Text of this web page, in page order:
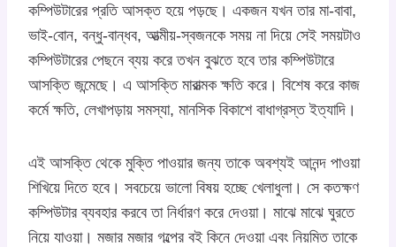
কম্পিউটারের প্রতি আসক্ত হয়ে পড়ছে। একজন যখন তার মা-বাবা,
ভাই-বোন, বন্ধু-বান্ধব, আত্মীয়-স্বজনকে সময় না দিয়ে সেই সময়টাও
কম্পিউটারের পেছনে ব্যয় করে তখন বুঝতে হবে তার কম্পিউটারে
আসক্তি জন্মেছে। এ আসক্তি মারাত্মক ক্ষতি করে। বিশেষ করে কাজ
কর্মে ক্ষতি, লেখাপড়ায় সমস্যা, মানসিক বিকাশে বাধাগ্রস্ত ইত্যাদি।
এই আসক্তি থেকে মুক্তি পাওয়ার জন্য তাকে অবশ্যই আনন্দ পাওয়া
শিখিয়ে দিতে হবে। সবচেয়ে ভালো বিষয় হচ্ছে খেলাধুলা। সে কতক্ষণ
কম্পিউটার ব্যবহার করবে তা নির্ধারণ করে দেওয়া। মাঝে মাঝে ঘুরতে
নিয়ে যাওয়া। মজার মজার গল্পের বই কিনে দেওয়া এবং নিয়মিত তাকে